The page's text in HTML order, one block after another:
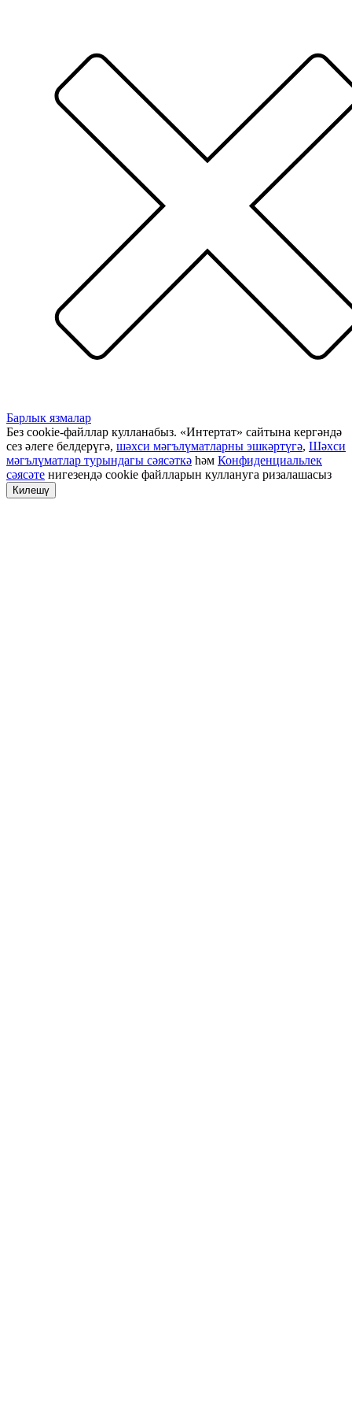
Барлык язмалар
Без cookie-файллар кулланабыз. «Интертат» сайтына кергәндә
сез әлеге белдерүгә, шәхси мәгълүматларны эшкәртүгә, Шәхси
мәгълүматлар турындагы сәясәткә һәм Конфиденциальлек
сәясәте нигезендә cookie файлларын куллануга ризалашасыз
Килешү